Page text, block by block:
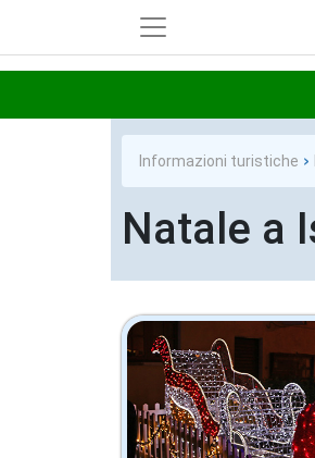
Informazioni turistiche
Natale a